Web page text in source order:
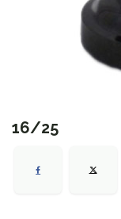
16/25